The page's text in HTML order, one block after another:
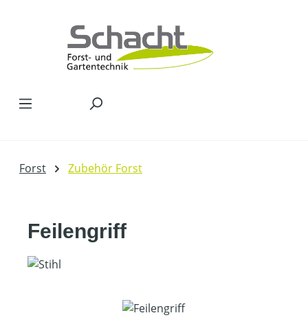
Forst Zubehör Forst
Feilengriff
Bildergalerie überspringen